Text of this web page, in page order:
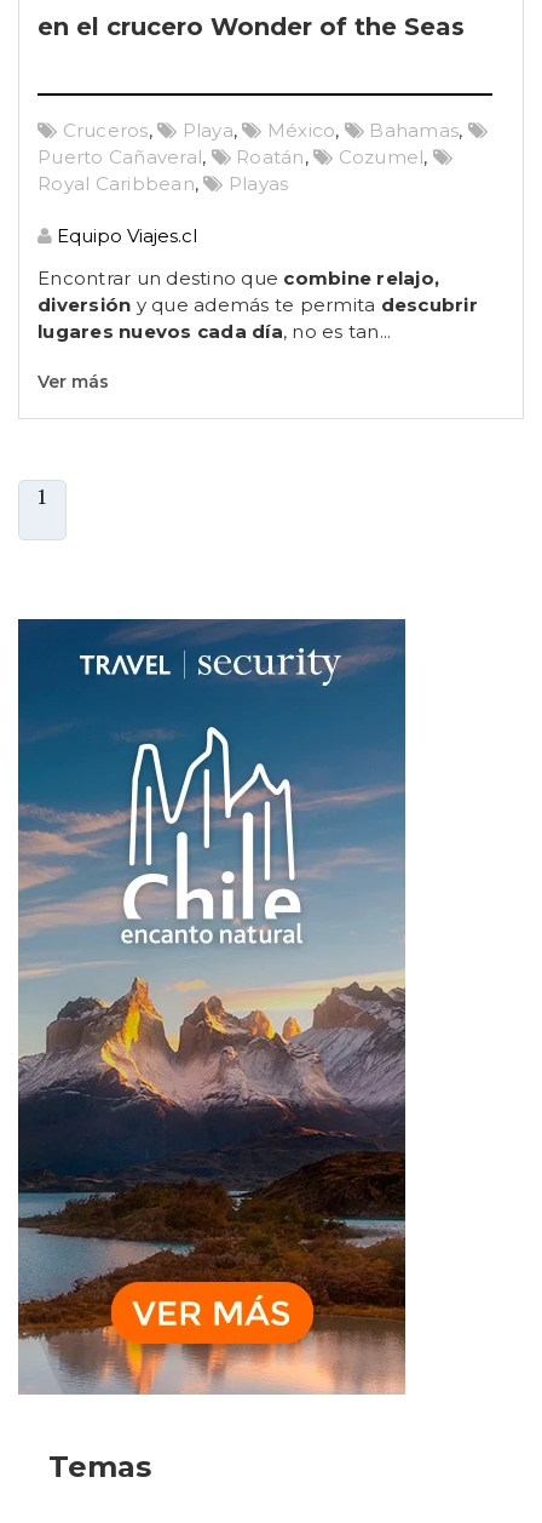
en el crucero Wonder of the Seas
Cruceros, Playa, México, Bahamas,
Puerto Cañaveral, Roatán, Cozumel,
Royal Caribbean, Playas
Equipo Viajes.cl
Encontrar un destino que combine relajo,
diversión y que además te permita descubrir
lugares nuevos cada día, no es tan...
Ver más
1
Temas